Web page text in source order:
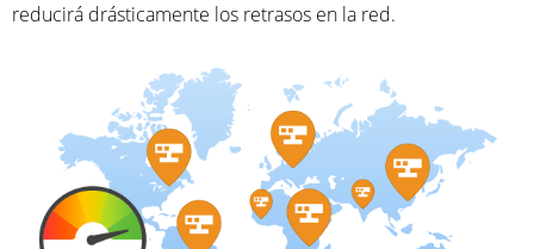
reducirá drásticamente los retrasos en la red.